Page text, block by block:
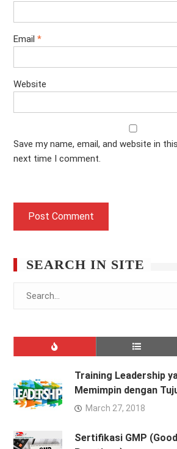
Email *
Website
Save my name, email, and website in
next time I comment.
SEARCH IN SITE
Training Leadership
Memimpin dengan
March 27, 2018
Sertifikasi GMP